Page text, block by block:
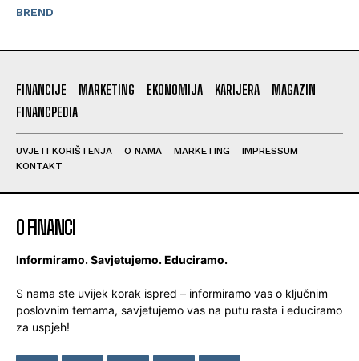
BREND
FINANCIJE MARKETING EKONOMIJA KARIJERA
MAGAZIN
FINANCPEDIA
UVJETI KORIŠTENJA O NAMA MARKETING
IMPRESSUM
KONTAKT
O FINANCI
Informiramo. Savjetujemo. Educiramo.
S nama ste uvijek korak ispred – informiramo vas o ključnim
poslovnim temama, savjetujemo vas na putu rasta i educiramo
za uspjeh!